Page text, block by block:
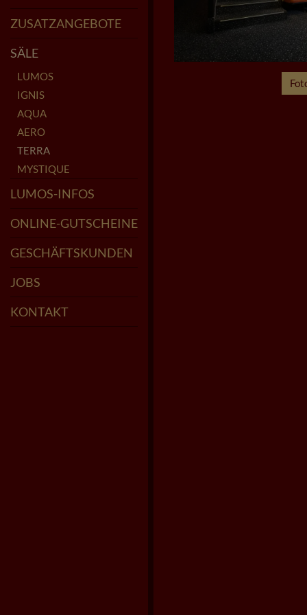
ÖFFNUNGSZEITEN
SPEISEKARTE
ZUSATZANGEBOTE
KIDS CLUB
POPCORN FÜR FEIERN
KINDERGEBURTSTAGE
KINDER-COCKTAILKURS
SAALMIETE
CINFINITY - KINO ABO
SÄLE
LUMOS
IGNIS
AQUA
AERO
TERRA
MYSTIQUE
LUMOS-INFOS
FAQ
GRÜNDERTEAM
ZUM PROJEKT
STARS IM LUMOS
PARKMÖGLICHKEITEN FSK UND JUGENDSCHUTZ
ONLINE-RESERVIERUNG
ONLINE-GUTSCHEINE
GESCHÄFTSKUNDEN
JOBS
KONTAKT